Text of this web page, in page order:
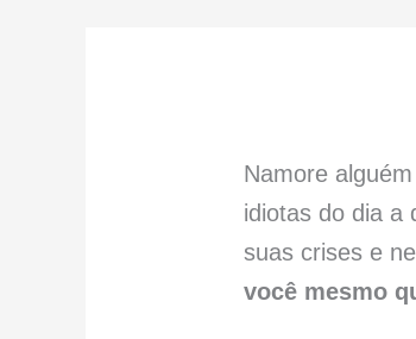
Namore
idiotas do dia a
suas crises e
você mesmo